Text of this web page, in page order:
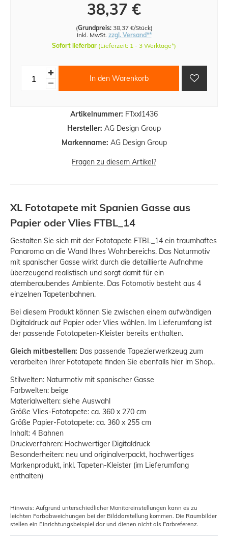
Artikelnummer: FTxxl1436
Hersteller: AG Design Group
Markenname: AG Design Group
38,37 €
(Grundpreis: 38,37 €/Stück)
inkl. MwSt. zzgl. Versand**
Sofort lieferbar (Lieferzeit: 1 - 3 Werktage*)
In den Warenkorb
Fragen zu diesem Artikel?
XL Fototapete mit Spanien Gasse aus
Papier oder Vlies FTBL_14
Gestalten Sie sich mit der Fototapete FTBL_14 ein traumhaftes
Panaroma an die Wand Ihres Wohnbereichs. Das Naturmotiv
mit spanischer Gasse wirkt durch die detaillierte Aufnahme
überzeugend realistisch und sorgt damit für ein
atemberaubendes Ambiente. Das Fotomotiv besteht aus 4
einzelnen Tapetenbahnen.
Bei diesem Produkt können Sie zwischen einem aufwändigen
Digitaldruck auf Papier oder Vlies wählen. Im Lieferumfang ist
der passende Fototapeten-Kleister bereits enthalten.
Gleich mitbestellen: Das passende Tapezierwerkzeug zum
verarbeiten Ihrer Fototapete finden Sie ebenfalls hier im Shop..
Stilwelten: Naturmotiv mit spanischer Gasse
Farbwelten: beige
Materialwelten: siehe Auswahl
Größe Vlies-Fototapete: ca. 360 x 270 cm
Größe Papier-Fototapete: ca. 360 x 255 cm
Inhalt: 4 Bahnen
Druckverfahren: Hochwertiger Digitaldruck
Besonderheiten: neu und originalverpackt, hochwertiges
Markenprodukt, inkl. Tapeten-Kleister (im Lieferumfang
enthalten)
Hinweis: Aufgrund unterschiedlicher Monitoreinstellungen kann es zu
leichten Farbabweichungen bei der Bilddarstellung kommen. Die Raumbilder
stellen ein Einrichtungsbeispiel dar und dienen nicht als Farbreferenz.